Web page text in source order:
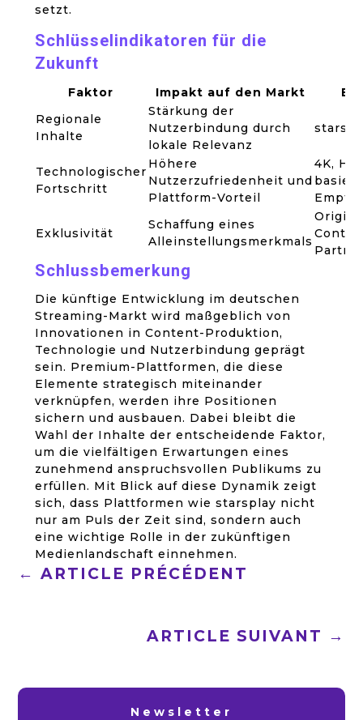
setzt.
Schlüsselindikatoren für die
Zukunft
Faktor Impakt auf den Markt
Regionale
Inhalte
Stärkung der
Nutzerbindung durch
lokale Relevanz
Technologischer
Fortschritt
Höhere
Nutzerzufriedenheit und
Plattform-Vorteil
4K,
Exklusivität
Schaffung eines
Alleinstellungsmerkmals
Schlussbemerkung
Die künftige Entwicklung im deutschen
Streaming-Markt wird maßgeblich von
Innovationen in Content-Produktion,
Technologie und Nutzerbindung geprägt
sein. Premium-Plattformen, die diese
Elemente strategisch miteinander
verknüpfen, werden ihre Positionen
sichern und ausbauen. Dabei bleibt die
Wahl der Inhalte der entscheidende Faktor,
um die vielfältigen Erwartungen eines
zunehmend anspruchsvollen Publikums zu
erfüllen. Mit Blick auf diese Dynamik zeigt
sich, dass Plattformen wie starsplay nicht
nur am Puls der Zeit sind, sondern auch
eine wichtige Rolle in der zukünftigen
Medienlandschaft einnehmen.
←ARTICLE PRÉCÉDENT
ARTICLE SUIVANT →
Newsletter